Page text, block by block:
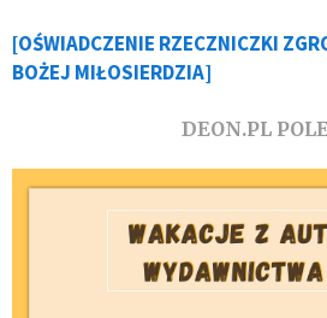
[OŚWIADCZENIE RZECZNICZKI
BOŻEJ MIŁOSIERDZIA]
DEON.PL